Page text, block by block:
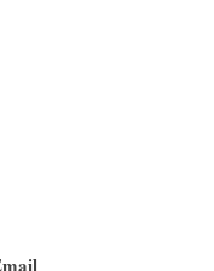
ONGOTTO